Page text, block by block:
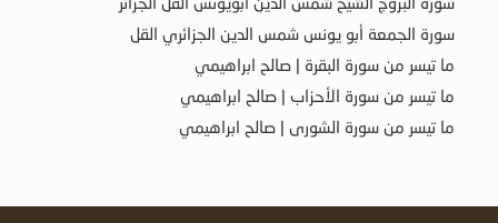
سورة الجمعة أبو يونس شمس الدين الجزائري القل
ما تيسر من سورة البقرة | صالح ابراهيمي
ما تيسر من سورة الأحزاب | صالح ابراهيمي
ما تيسر من سورة الشورى | صالح ابراهيمي